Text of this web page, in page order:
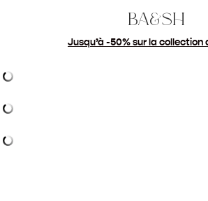
ba&sh
Jusqu’à -50% sur la collection